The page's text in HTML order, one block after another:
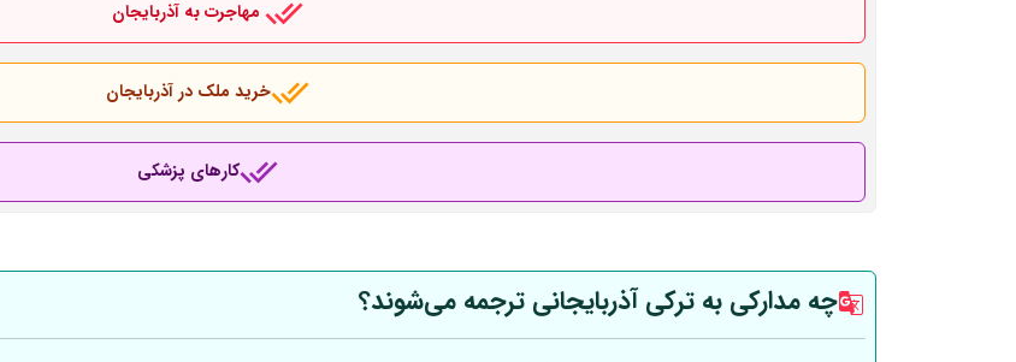
مهاجرت به آذربایجان
خرید ملک در آذربایجان
کارهای پزشکی
چه مدارکی به ترکی آذربایجانی ترجمه می‌شوند؟